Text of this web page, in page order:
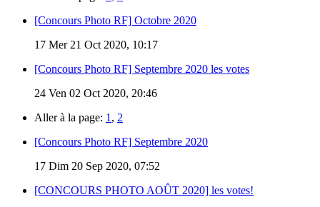
[Concours Photo RF] Octobre 2020
17 Mer 21 Oct 2020, 10:17
[Concours Photo RF] Septembre 2020 les votes
24 Ven 02 Oct 2020, 20:46
Aller à la page: 1 , 2
[Concours Photo RF] Septembre 2020
17 Dim 20 Sep 2020, 07:52
[CONCOURS PHOTO AOÛT 2020] les votes!